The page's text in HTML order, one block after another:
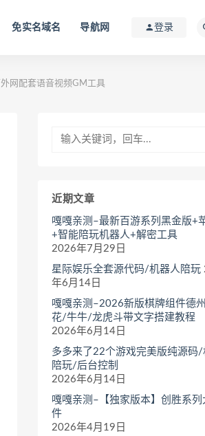
免实名域名 导航网 登录
网配套语音视频GM工具
近期文章
嘎嘎亲测–最新百游系列黑金版+
+智能陪玩机器人+解密工具
2026年7月29日
星际娱乐全套源代码/机器人陪玩
年6月14日
嘎嘎亲测–2026新版棋牌组件德
花/牛牛/龙虎斗带文字搭建教程
2026年6月14日
多多来了22个游戏完美版纯源码/
陪玩/后台控制
2026年6月14日
嘎嘎亲测–【独家版本】创胜系列
件
2026年4月19日